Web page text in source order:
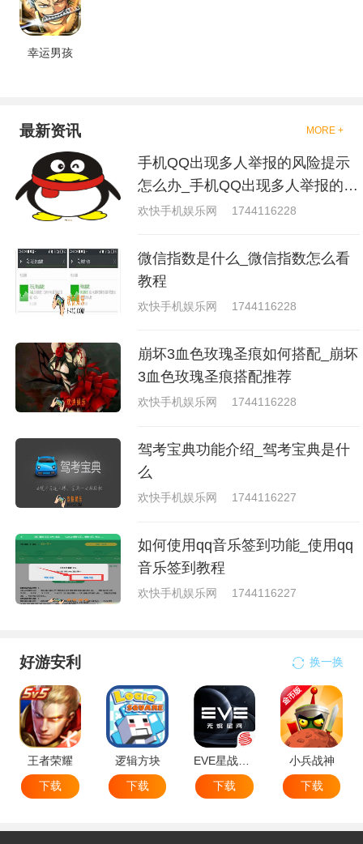
幸运男孩
最新资讯 MORE +
手机QQ出现多人举报的风险提示
怎么办_手机QQ出现多人举报的风
险原因分析
欢快手机娱乐网 1744116228
微信指数是什么_微信指数怎么看
教程
欢快手机娱乐网 1744116228
崩坏3血色玫瑰圣痕如何搭配_崩坏
3血色玫瑰圣痕搭配推荐
欢快手机娱乐网 1744116228
驾考宝典功能介绍_驾考宝典是什
么
欢快手机娱乐网 1744116227
如何使用qq音乐签到功能_使用qq
音乐签到教程
欢快手机娱乐网 1744116227
好游安利 换一换
王者荣耀
下载
逻辑方块
下载
EVE星战前夜无烬星河
下载
小兵战神
下载